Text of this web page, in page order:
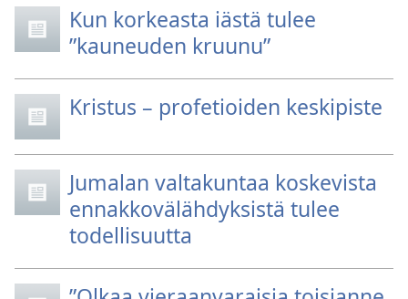
Kun korkeasta iästä tulee
”kauneuden kruunu”
Kristus – profetioiden keskipiste
Jumalan valtakuntaa koskevista
ennakkovälähdyksistä tulee
todellisuutta